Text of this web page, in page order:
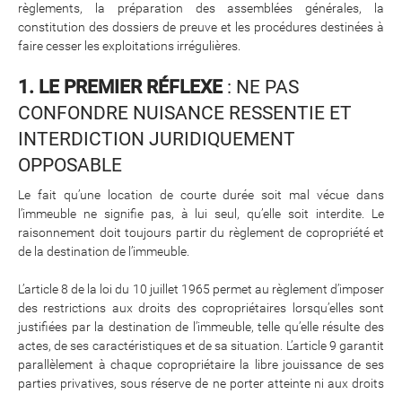
règlements, la préparation des assemblées générales, la
constitution des dossiers de preuve et les procédures destinées à
faire cesser les exploitations irrégulières.
1. LE PREMIER RÉFLEXE: NE PAS
CONFONDRE NUISANCE RESSENTIE ET
INTERDICTION JURIDIQUEMENT
OPPOSABLE
Le fait qu’une location de courte durée soit mal vécue dans
l’immeuble ne signifie pas, à lui seul, qu’elle soit interdite. Le
raisonnement doit toujours partir du règlement de copropriété et
de la destination de l’immeuble.
L’article 8 de la loi du 10 juillet 1965 permet au règlement d’imposer
des restrictions aux droits des copropriétaires lorsqu’elles sont
justifiées par la destination de l’immeuble, telle qu’elle résulte des
actes, de ses caractéristiques et de sa situation. L’article 9 garantit
parallèlement à chaque copropriétaire la libre jouissance de ses
parties privatives, sous réserve de ne porter atteinte ni aux droits